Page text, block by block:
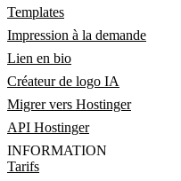
Templates
Impression à la demande
Lien en bio
Créateur de logo IA
Migrer vers Hostinger
API Hostinger
INFORMATION
Tarifs